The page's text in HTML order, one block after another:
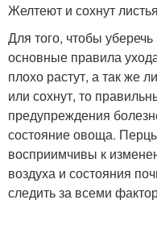
Желтеют и сохнут
Для того, чтобы
основные правила
плохо растут, а так же
или сохнут, то
предупреждения
состояние овоща.
восприимчивы к
воздуха и состояния
следить за всеми